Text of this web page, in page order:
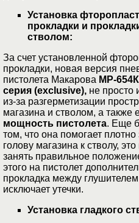
Установка
прокладки и
стволом:
За счет установленной
прокладки, новая версия
пистолета Макарова МР-
серия (exclusive), не просто
из-за разгерметизации
магазина и стволом, а также
мощность пистолета. Еще
том, что она помогает
голову магазина к стволу,
занять правильное
этого на пистолет
прокладка между
исключает утечки.
Установка гладкого